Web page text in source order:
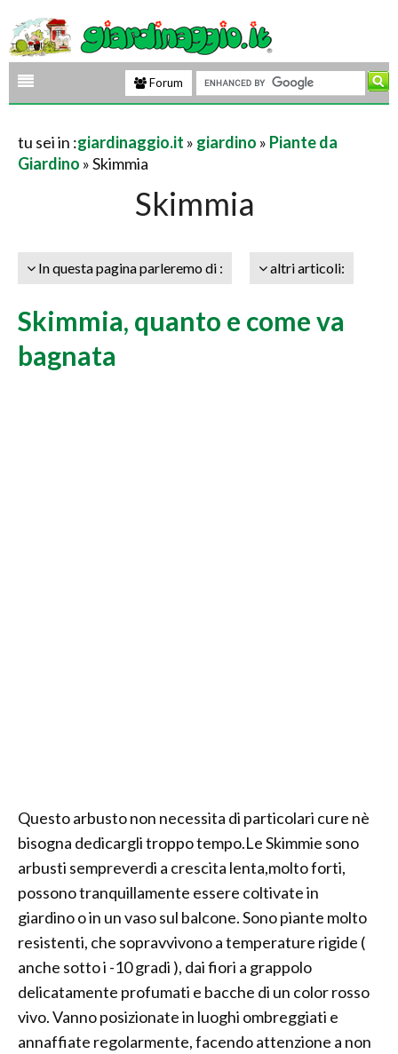
Forum
tu sei in :giardinaggio.it » giardino » Piante da
Giardino » Skimmia
Skimmia
In questa pagina parleremo di : altri articoli:
Skimmia, quanto e come va
bagnata
Questo arbusto non necessita di particolari cure nè
bisogna dedicargli troppo tempo.Le Skimmie sono
arbusti sempreverdi a crescita lenta,molto forti,
possono tranquillamente essere coltivate in
giardino o in un vaso sul balcone. Sono piante molto
resistenti, che sopravvivono a temperature rigide (
anche sotto i -10 gradi ), dai fiori a grappolo
delicatamente profumati e bacche di un color rosso
vivo. Vanno posizionate in luoghi ombreggiati e
annaffiate regolarmente, facendo attenzione a non